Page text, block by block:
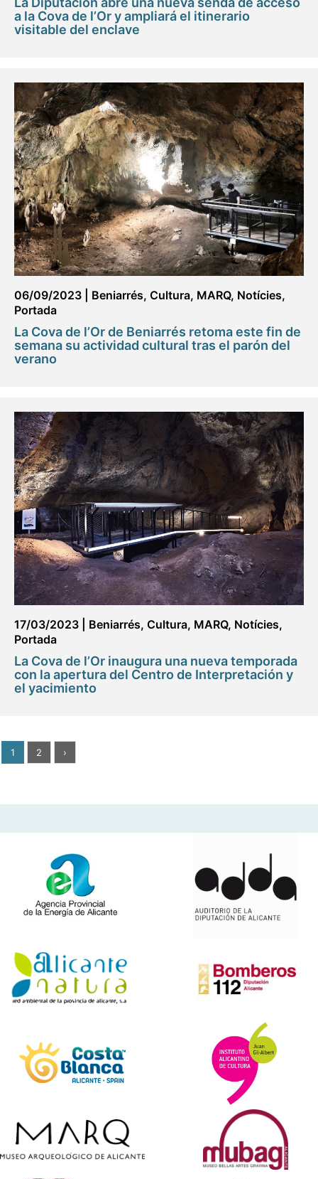
a la Cova de l’Or y ampliará el itinerario
visitable del enclave
06/09/2023 Beniarrés, Cultura, MARQ, Notícies,
Portada
La Cova de l’Or de Beniarrés retoma este fin de
semana su actividad cultural tras el parón del
verano
17/03/2023 Beniarrés, Cultura, MARQ, Notícies,
Portada
La Cova de l’Or inaugura una nueva temporada
con la apertura del Centro de Interpretación y
el yacimiento
1 2 ›